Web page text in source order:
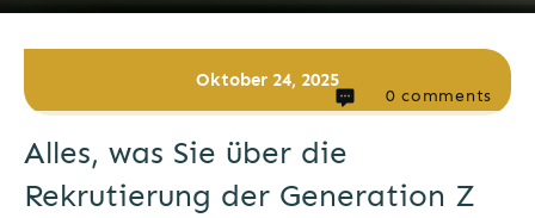
Oktober 24, 2025
0 comments
Alles, was Sie über die
Rekrutierung der Generation Z